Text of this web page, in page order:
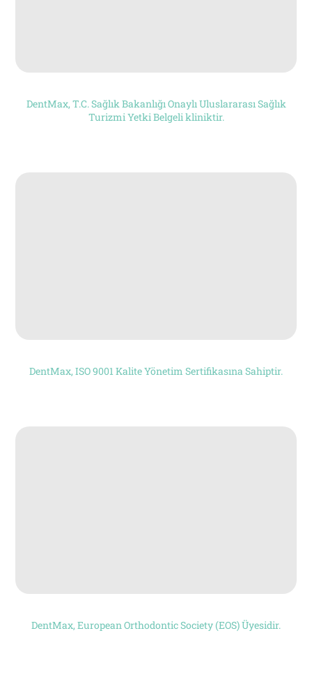
DentMax, T.C. Sağlık Bakanlığı Onaylı Uluslararası Sağlık
Turizmi Yetki Belgeli kliniktir.
DentMax, ISO 9001 Kalite Yönetim Sertifikasına Sahiptir.
DentMax, European Orthodontic Society (EOS) Üyesidir.